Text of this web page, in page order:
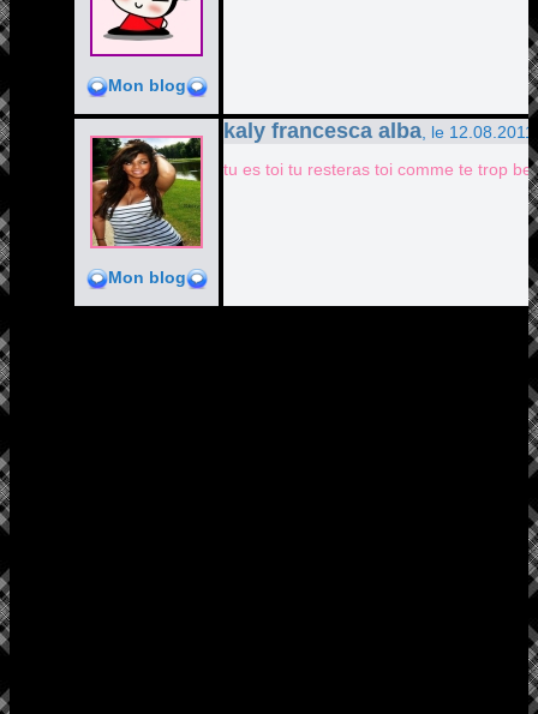
Mon blog
Mon blog
kaly francesca alba , le
tu es toi tu resteras toi comme te trop